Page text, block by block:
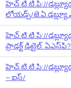
హెచ్‌.టి.టి.పి‌://
లోయడ్స్/
హెచ్‌.టి.టి.పి‌://
ప్రాడక్ట్ డిటైల్.
హెచ్‌.టి.టి.పి‌://
– ఐస్/